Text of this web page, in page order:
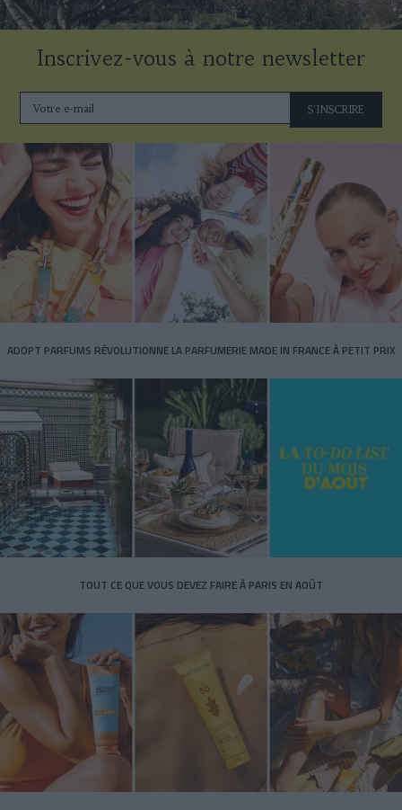
Inscrivez-vous à notre newsletter
S'INSCRIRE
ADOPT PARFUMS RÉVOLUTIONNE LA PARFUMERIE MADE IN FRANCE À PETIT PRIX
TOUT CE QUE VOUS DEVEZ FAIRE À PARIS EN AOÛT